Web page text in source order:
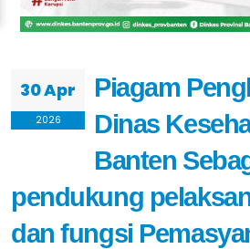
30 Apr
2026
Piagam
Dinas
Banten
pendukung
dan fungsi